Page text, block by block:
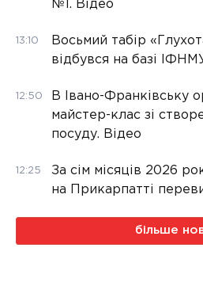
№1. Відео
13:10
Восьмий табір
відбувся на базі
12:50
В Івано-Франківську
майстер-клас зі
посуду. Відео
12:25
За сім місяців 2026
на Прикарпатті
більше